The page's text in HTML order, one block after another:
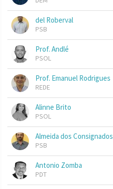
del Roberval
PSB
Prof. Andlé
PSOL
Prof. Emanuel Rodrigues
REDE
Alinne Brito
PSOL
Almeida dos Consignados
PSB
Antonio Zomba
PDT